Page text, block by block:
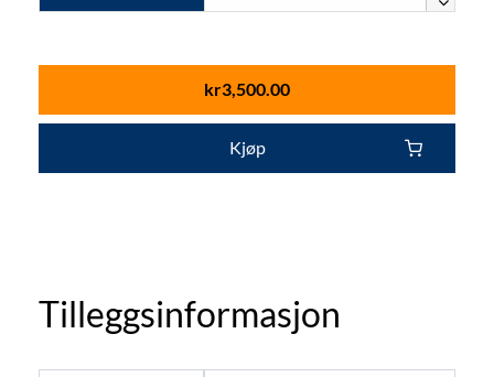
kr3,500.00
Kjøp
Tilleggsinformasjon